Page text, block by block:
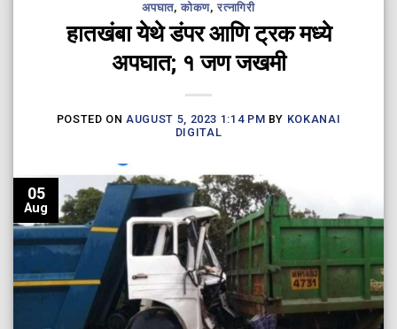
अपघात,कोकण,रत्नागिरी
हातखंबा येथे डंपर आणि ट्रक मध्ये
अपघात; १ जण जखमी
POSTED ONAUGUST 5, 2023 1:14 PM BY KOKANAI
DIGITAL
05
Aug